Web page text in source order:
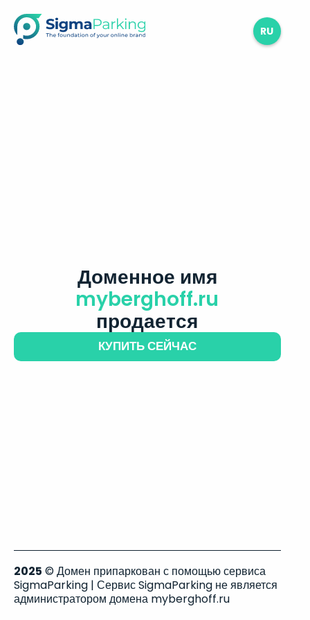
RU
Доменное имя
myberghoff.ru
продается
КУПИТЬ СЕЙЧАС
2025 © Домен припаркован с помощью сервиса
SigmaParking | Сервис SigmaParking не является
администратором домена myberghoff.ru